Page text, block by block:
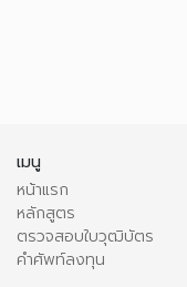
เมนู
หน้าแรก
หลักสูตร
ตรวจสอบใบวุฒิบัตร
คำศัพท์ลงทุน